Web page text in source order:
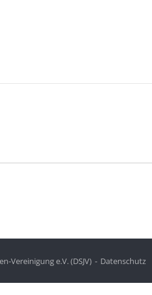
Vereinigung e.V. (DSJV) Datenschutz